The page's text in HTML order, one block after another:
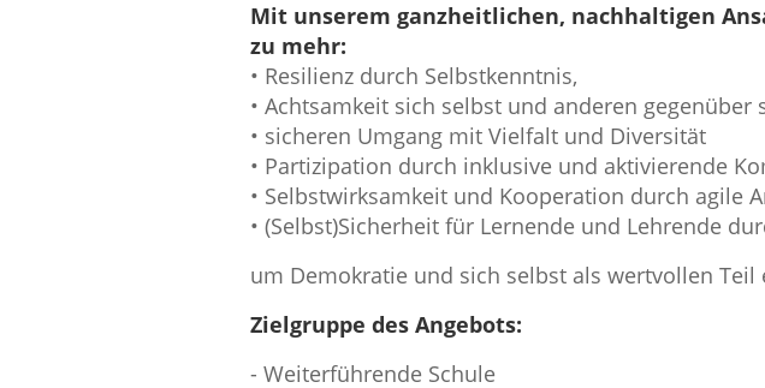
Mit unserem ganzheitlichen, nachhaltigen
zu mehr:
• Resilienz durch Selbstkenntnis,
• Achtsamkeit sich selbst und anderen gegenüber
• sicheren Umgang mit Vielfalt und Diversität
• Partizipation durch inklusive und aktivierende
• Selbstwirksamkeit und Kooperation durch agile
• (Selbst)Sicherheit für Lernende und Lehrende
um Demokratie und sich selbst als wertvollen
Zielgruppe des Angebots:
- Weiterführende Schule